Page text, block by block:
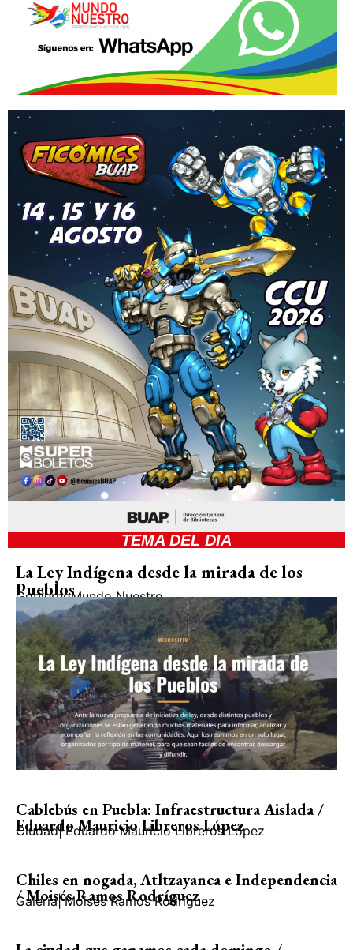
TEMA DEL DIA
La Ley Indígena desde la mirada de los
Pueblos
GobiernoMundo Nuestro
Cablebús en Puebla: Infraestructura Aislada /
Eduardo Mauricio Libreros López
Ciudad| Eduardo Mauricio Libreros López
Chiles en nogada, Atltzayanca e Independencia
/ Moisés Ramos Rodríguez
Galería| Moisés Ramos Rodríguez